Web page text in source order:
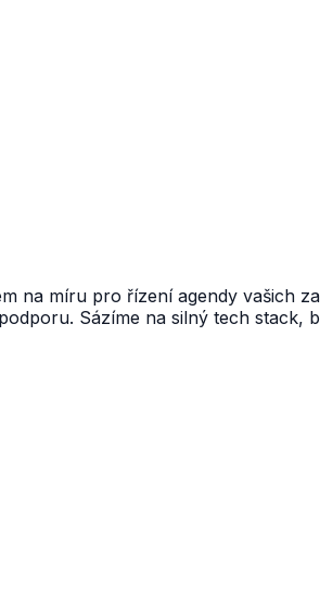
na míru pro řízení agendy vašich
Sázíme na silný tech stack,